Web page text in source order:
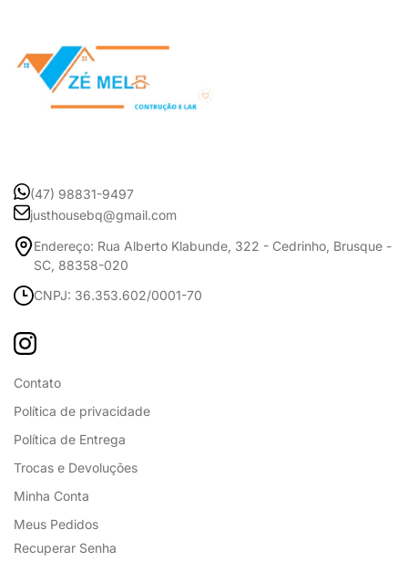
(47) 98831-9497
justhousebq@gmail.com
Endereço: Rua Alberto Klabunde, 322 - Cedrinho, Brusque -
SC, 88358-020
CNPJ: 36.353.602/0001-70
Contato
Política de privacidade
Política de Entrega
Trocas e Devoluções
Minha Conta
Meus Pedidos
Recuperar Senha